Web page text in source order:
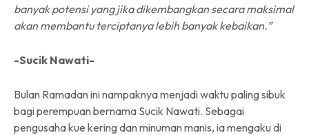
banyak potensi yang jika dikembangkan secara maksimal
akan membantu terciptanya lebih banyak kebaikan.”
-Sucik Nawati-
Bulan Ramadan ini nampaknya menjadi waktu paling sibuk
bagi perempuan bernama Sucik Nawati. Sebagai
pengusaha kue kering dan minuman manis, ia mengaku di